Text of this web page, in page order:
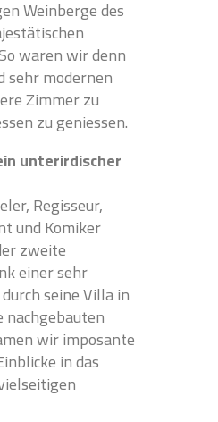
Weinberge des
waren wir denn
sehr modernen
Zimmer zu
zu geniessen.
unterirdischer
Regisseur,
und Komiker
zweite
einer sehr
seine Villa in
nachgebauten
wir imposante
in das